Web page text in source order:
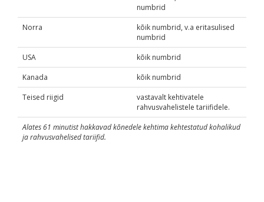
numbrid
Norra
kõik numbrid, v.a eritasulised
numbrid
USA
kõik numbrid
Kanada
kõik numbrid
Teised riigid
vastavalt kehtivatele
rahvusvahelistele tariifidele.
Alates 61 minutist hakkavad kõnedele kehtima kehtestatud kohalikud
ja rahvusvahelised tariifid.